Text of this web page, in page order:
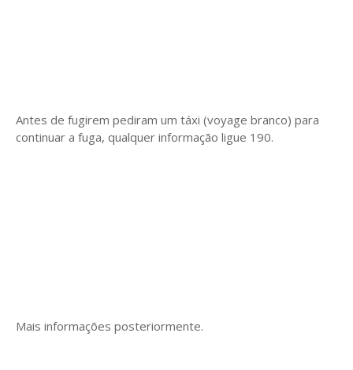
Antes de fugirem pediram um táxi (voyage branco) para
continuar a fuga, qualquer informação ligue 190.
Mais informações posteriormente.